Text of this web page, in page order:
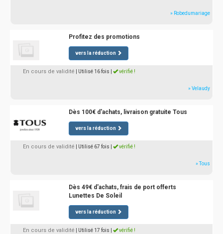
» Robedumariage
Profitez des promotions
vers la réduction
En cours de validité | Utilisé 16 fois vérifié !
» Velaudy
Dès 100€ d'achats, livraison gratuite Tous
vers la réduction
En cours de validité | Utilisé 67 fois vérifié !
» Tous
Dès 49€ d'achats, frais de port offerts
Lunettes De Soleil
vers la réduction
En cours de validité | Utilisé 17 fois vérifié !